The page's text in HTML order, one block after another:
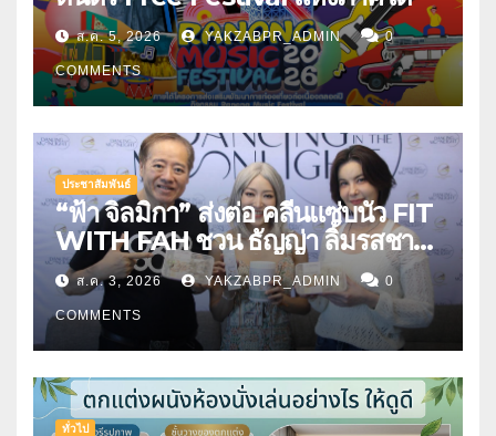
ส.ค. 5, 2026 YAKZABPR_ADMIN 0
COMMENTS
ประชาสัมพันธ์
“ฟ้า จิลมิกา” ส่งต่อ คลีนแซ่บนัว FIT
WITH FAH ชวน ธัญญ่า ลิ้มรสชาติ
อาหารคลีนสุดพรีเมียม
ส.ค. 3, 2026 YAKZABPR_ADMIN 0
COMMENTS
ทั่วไป